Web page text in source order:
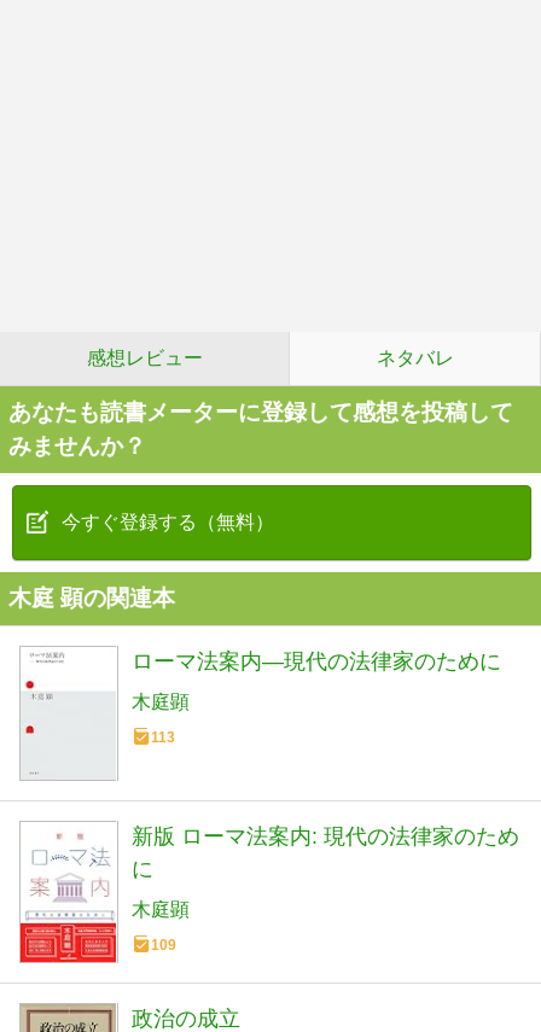
感想レビュー ネタバレ
あなたも読書メーターに登録して感想を投稿して
みませんか？
今すぐ登録する（無料）
木庭 顕の関連本
ローマ法案内―現代の法律家のために
木庭顕
113
新版 ローマ法案内: 現代の法律家のため
に
木庭顕
109
政治の成立